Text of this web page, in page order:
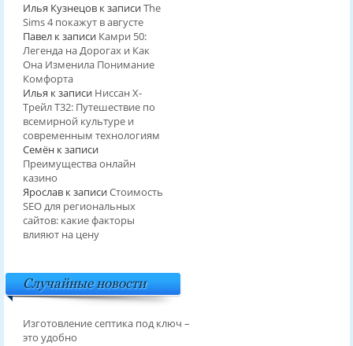
Илья Кузнецовк записиThe
Sims 4 покажут в августе
Павелк записи Камри 50:
Легенда на Дорогах и Как
Она Изменила Понимание
Комфорта
Илья к записи Ниссан Х-
Трейл T32: Путешествие по
всемирной культуре и
современным технологиям
Семёнк записи
Преимущества онлайн
казино
Ярославк записиСтоимость
SEO для региональных
сайтов: какие факторы
влияют на цену
Случайные новости
Изготовление септика под ключ –
это удобно